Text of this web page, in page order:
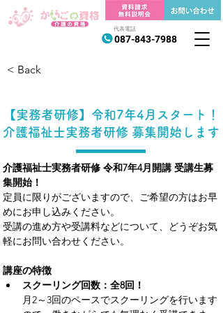
087-843-7988
代表電話
< Back
【実務者研修】令和7年4月スタート！
介護福祉士実務者研修 募集開始します
介護福祉士実務者研修 令和7年4月開講 受講生募
集開始！
定員に限りがございますので、ご希望の方はお早
めにお申し込みください。
受講の進め方や受講料などについて、どうぞお気
軽にお問い合わせください。
講座の特徴
スクーリング回数：全8回！
月2～3回のペースでスクーリングを行います